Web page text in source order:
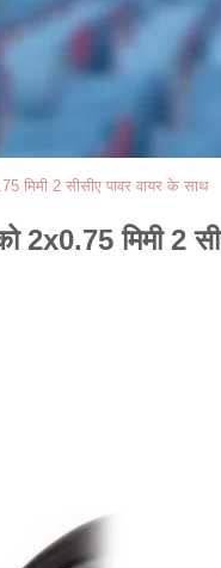
मिमी 2 सीसीए पावर वायर के साथ
2x0.75 मिमी 2